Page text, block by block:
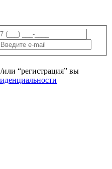
“регистрация” вы